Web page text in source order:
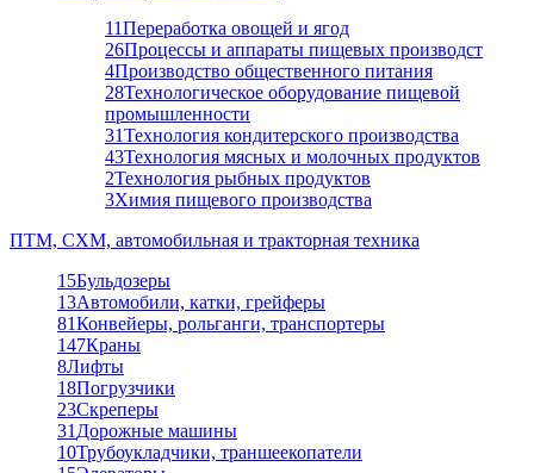
11Переработка овощей и ягод
26Процессы и аппараты пищевых производст
4Производство общественного питания
28Технологическое оборудование пищевой
промышленности
31Технология кондитерского производства
43Технология мясных и молочных продуктов
2Технология рыбных продуктов
3Химия пищевого производства
ПТМ, СХМ, автомобильная и тракторная техника
15Бульдозеры
13Автомобили, катки, грейферы
81Конвейеры, рольганги, транспортеры
147Краны
8Лифты
18Погрузчики
23Скреперы
31 Дорожные машины
10Трубоукладчики, траншеекопатели